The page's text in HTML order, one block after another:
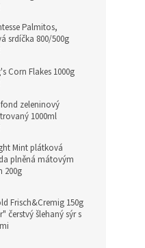
Palmitos,
srdíčka 800/500g
Corn Flakes 1000g
fond zeleninový
1000ml
Mint plátková
plněná mátovým
200g
Frisch&Cremig 150g
čerstvý šlehaný sýr s